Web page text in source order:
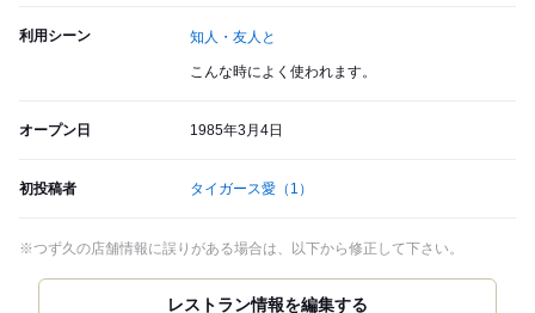
利用シーン 知人・友人と
こんな時によく使われます。
オープン日 1985年3月4日
初投稿者 タイガース愛 （1）
※つず久の店舗情報に誤りがある場合は、以下から修正して下さい。